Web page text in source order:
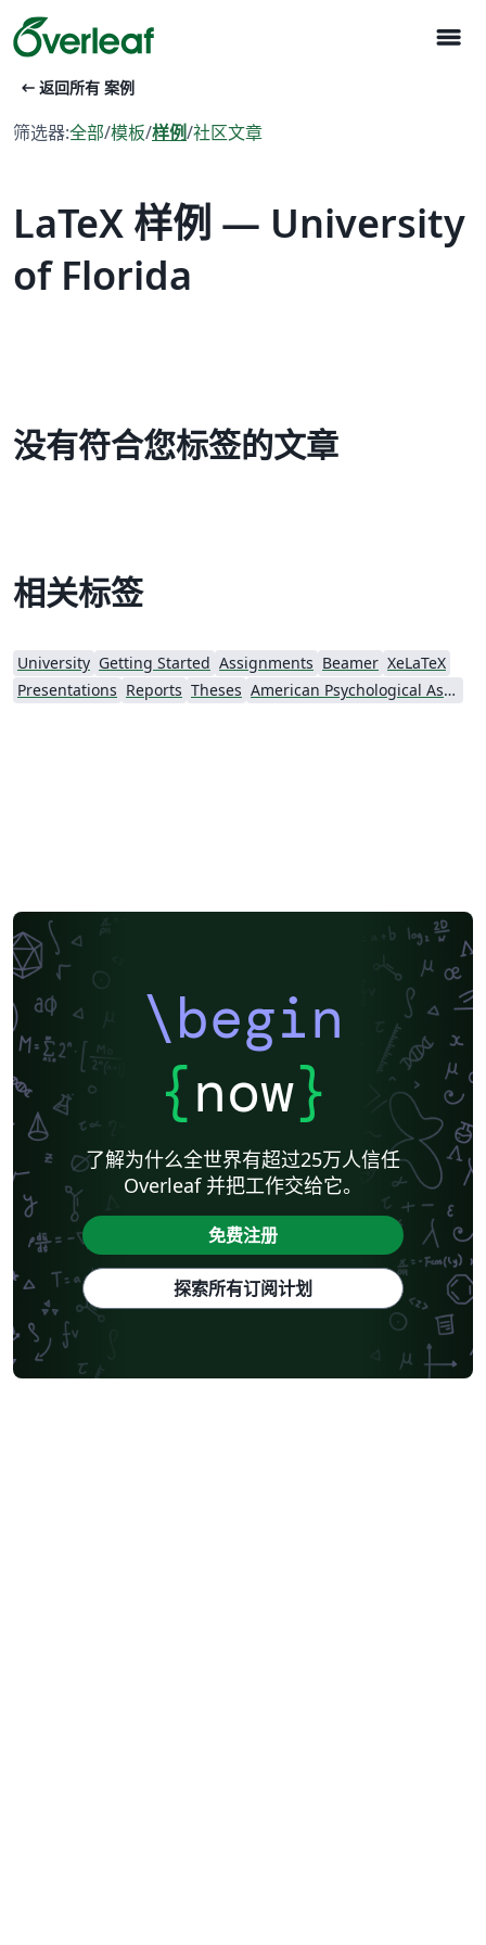
menu
arrow_left_alt 返回所有 案例
筛选器:全部/模板/样例/社区文章
LaTeX 样例 — University
of Florida
没有符合您标签的文章
相关标签
University Getting Started Assignments Beamer XeLaTeX
Presentations Reports Theses American Psychological Association
\begin
{now}
了解为什么全世界有超过25万人信任
Overleaf 并把工作交给它。
免费注册
探索所有订阅计划